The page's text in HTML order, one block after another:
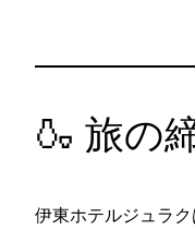
🍶 旅の
伊東ホテルジュラク